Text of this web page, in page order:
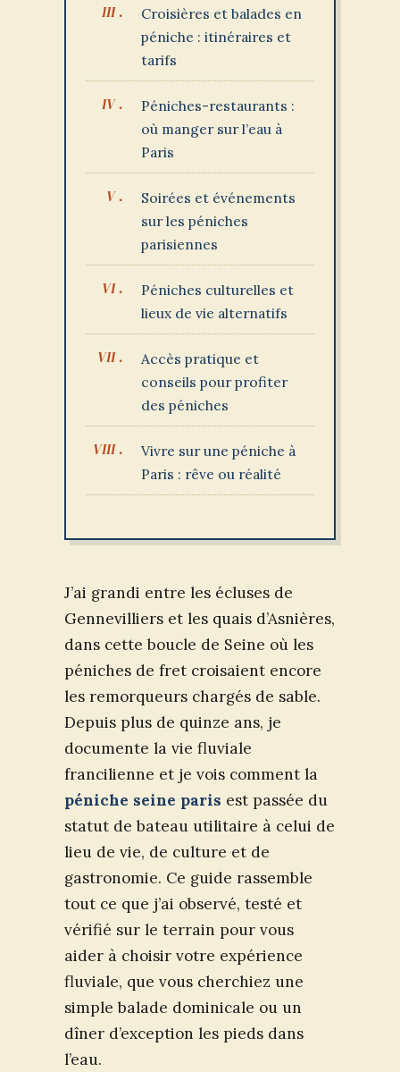
Croisières et balades en
péniche : itinéraires et
tarifs
Péniches-restaurants :
où manger sur l’eau à
Paris
Soirées et événements
sur les péniches
parisiennes
Péniches culturelles et
lieux de vie alternatifs
Accès pratique et
conseils pour profiter
des péniches
Vivre sur une péniche à
Paris : rêve ou réalité
J’ai grandi entre les écluses de
Gennevilliers et les quais d’Asnières,
dans cette boucle de Seine où les
péniches de fret croisaient encore
les remorqueurs chargés de sable.
Depuis plus de quinze ans, je
documente la vie fluviale
francilienne et je vois comment la
péniche seine paris est passée du
statut de bateau utilitaire à celui de
lieu de vie, de culture et de
gastronomie. Ce guide rassemble
tout ce que j’ai observé, testé et
vérifié sur le terrain pour vous
aider à choisir votre expérience
fluviale, que vous cherchiez une
simple balade dominicale ou un
dîner d’exception les pieds dans
l’eau.